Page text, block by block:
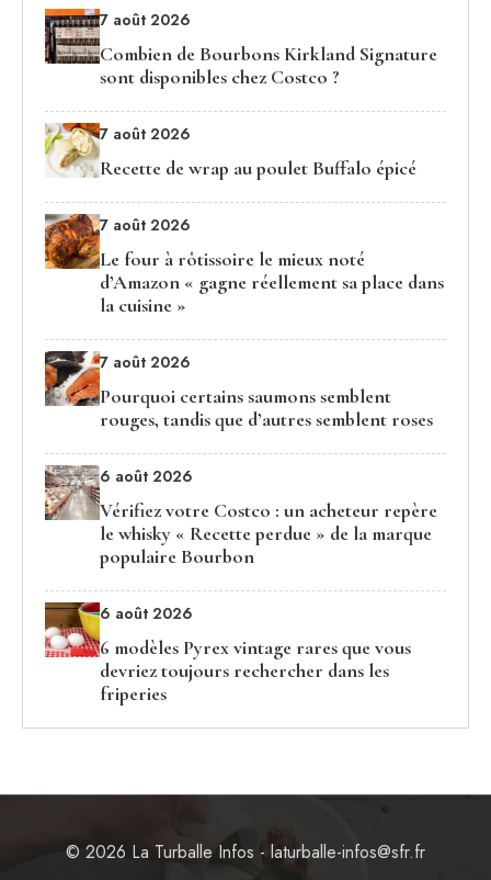
7 août 2026
Combien de Bourbons Kirkland Signature
sont disponibles chez Costco ?
7 août 2026
Recette de wrap au poulet Buffalo épicé
7 août 2026
Le four à rôtissoire le mieux noté
d’Amazon « gagne réellement sa place dans
la cuisine »
7 août 2026
Pourquoi certains saumons semblent
rouges, tandis que d’autres semblent roses
6 août 2026
Vérifiez votre Costco : un acheteur repère
le whisky « Recette perdue » de la marque
populaire Bourbon
6 août 2026
6 modèles Pyrex vintage rares que vous
devriez toujours rechercher dans les
friperies
© 2026 La Turballe Infos - laturballe-infos@sfr.fr